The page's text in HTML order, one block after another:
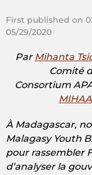
First published on
05/29/2020
Par Mihanta
Comité
Consortium
À Madagascar,
Malagasy Youth
pour rassembler
d’analyser la